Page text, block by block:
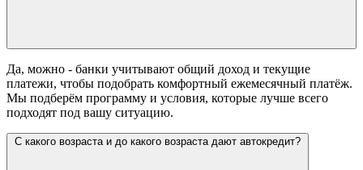
Да, можно - банки учитывают общий доход и текущие
платежи, чтобы подобрать комфортный ежемесячный платёж.
Мы подберём программу и условия, которые лучше всего
подходят под вашу ситуацию.
С какого возраста и до какого возраста дают автокредит?